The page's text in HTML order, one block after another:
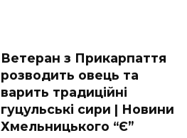
Ветеран з Прикарпаття
розводить овець та
варить традиційні
гуцульські сири | Новини
Хмельницького “Є”